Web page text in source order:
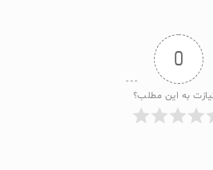
0
به این مطلب؟